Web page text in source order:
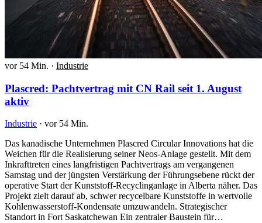
vor 54 Min. · Industrie
Plascred: Pachtvertrag mit CN Rail seit 1. August
aktiv
Industrie · vor 54 Min.
Das kanadische Unternehmen Plascred Circular Innovations hat die
Weichen für die Realisierung seiner Neos-Anlage gestellt. Mit dem
Inkrafttreten eines langfristigen Pachtvertrags am vergangenen
Samstag und der jüngsten Verstärkung der Führungsebene rückt der
operative Start der Kunststoff-Recyclinganlage in Alberta näher. Das
Projekt zielt darauf ab, schwer recycelbare Kunststoffe in wertvolle
Kohlenwasserstoff-Kondensate umzuwandeln. Strategischer
Standort in Fort Saskatchewan Ein zentraler Baustein für…